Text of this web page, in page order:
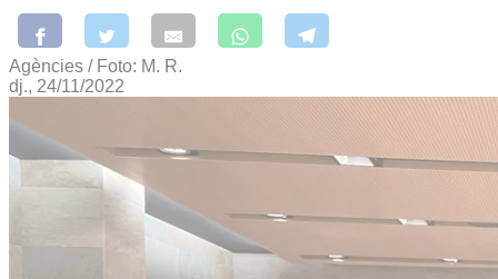
Agències / Foto: M. R.
dj., 24/11/2022